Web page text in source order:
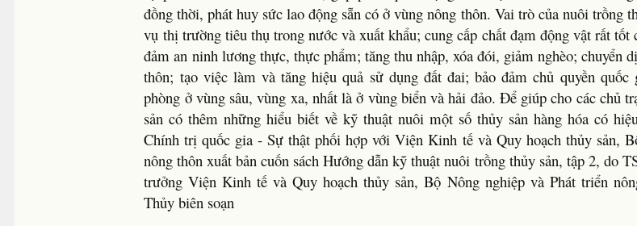
đồng thời, phát huy sức lao động sẵn có ở vùng nông thôn. Vai trò của nuôi trồng
vụ thị trường tiêu thụ trong nước và xuất khẩu; cung cấp chất đạm động vật rất tốt
đảm an ninh lương thực, thực phẩm; tăng thu nhập, xóa đói, giảm nghèo; chuyển
thôn; tạo việc làm và tăng hiệu quả sử dụng đất đai; bảo đảm chủ quyền
phòng ở vùng sâu, vùng xa, nhất là ở vùng biển và hải đảo. Để giúp cho các chủ
sản có thêm những hiểu biết về kỹ thuật nuôi một số thủy sản hàng hóa có
Chính trị quốc gia - Sự thật phối hợp với Viện Kinh tế và Quy hoạch thủy sản,
nông thôn xuất bản cuốn sách Hướng dẫn kỹ thuật nuôi trồng thủy sản, tập 2, do
trưởng Viện Kinh tế và Quy hoạch thủy sản, Bộ Nông nghiệp và Phát triển
Thủy biên soạn